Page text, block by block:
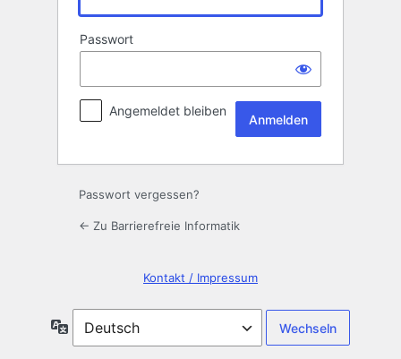
Passwort
Angemeldet bleiben
Passwort vergessen?
← Zu Barrierefreie Informatik
Kontakt / Impressum
Sprache